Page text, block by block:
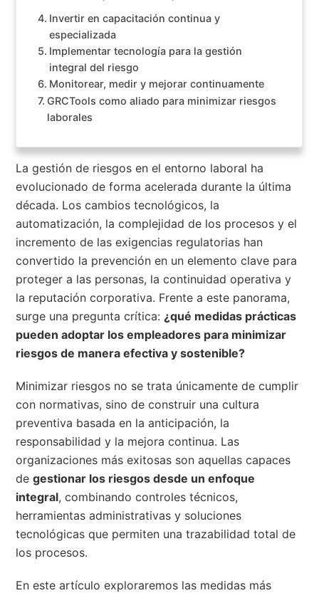
Invertir en capacitación continua y
especializada
Implementar tecnología para la gestión
integral del riesgo
Monitorear, medir y mejorar continuamente
GRCTools como aliado para minimizar riesgos
laborales
La gestión de riesgos en el entorno laboral ha
evolucionado de forma acelerada durante la última
década. Los cambios tecnológicos, la
automatización, la complejidad de los procesos y el
incremento de las exigencias regulatorias han
convertido la prevención en un elemento clave para
proteger a las personas, la continuidad operativa y
la reputación corporativa. Frente a este panorama,
surge una pregunta crítica: ¿qué medidas prácticas
pueden adoptar los empleadores para minimizar
riesgos de manera efectiva y sostenible?
Minimizar riesgos no se trata únicamente de cumplir
con normativas, sino de construir una cultura
preventiva basada en la anticipación, la
responsabilidad y la mejora continua. Las
organizaciones más exitosas son aquellas capaces
degestionar los riesgos desde un enfoque
integral, combinando controles técnicos,
herramientas administrativas y soluciones
tecnológicas que permiten una trazabilidad total de
los procesos.
En este artículo exploraremos las medidas más